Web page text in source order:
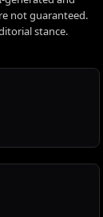
not guaranteed.
stance.